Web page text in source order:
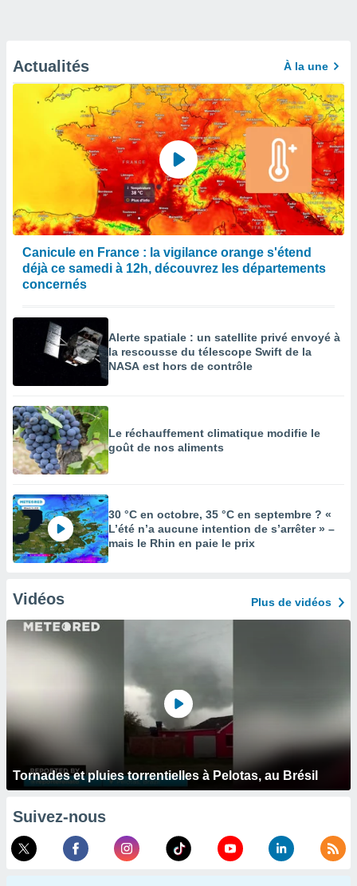
Actualités À la une
Canicule en France : la vigilance orange s'étend
déjà ce samedi à 12h, découvrez les départements
concernés
Alerte spatiale : un satellite privé envoyé à
la rescousse du télescope Swift de la
NASA est hors de contrôle
Le réchauffement climatique modifie le
goût de nos aliments
30 °C en octobre, 35 °C en septembre ? «
L’été n’a aucune intention de s’arrêter » –
mais le Rhin en paie le prix
Vidéos Plus de vidéos
Tornades et pluies torrentielles à Pelotas, au Brésil
Suivez-nous